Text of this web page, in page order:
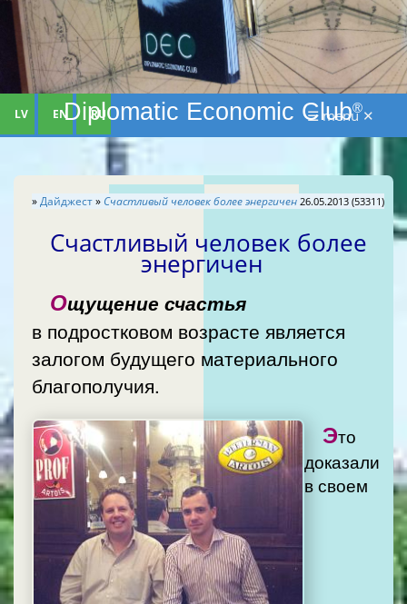
Diplomatic Economic Club®
LV EN RU ☰ menu ✕
»Дайджест» Счастливый человек более энергичен 26.05.2013 (53311)
Счастливый человек более
энергичен
Ощущение счастья
в подростковом возрасте является
залогом будущего материального
благополучия.
Это
доказали
в своем